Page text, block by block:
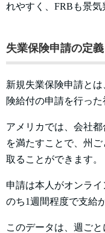
れやすく、FRBも景気
失業保険申請の定
新規失業保険申請と
険給付の申請を行った
アメリカでは、会社
を満たすことで、州
取ることができます。
申請は本人がオンラ
のち1週間程度で支給
このデータは、週ご